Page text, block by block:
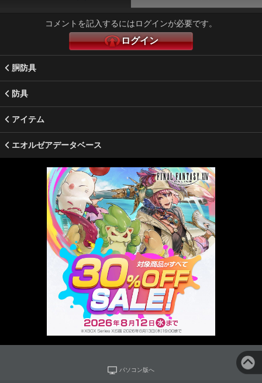
コメントを記入するにはログインが必要です。
ログイン
胴防具
防具
アイテム
エオルゼアデータベース
パソコン版へ